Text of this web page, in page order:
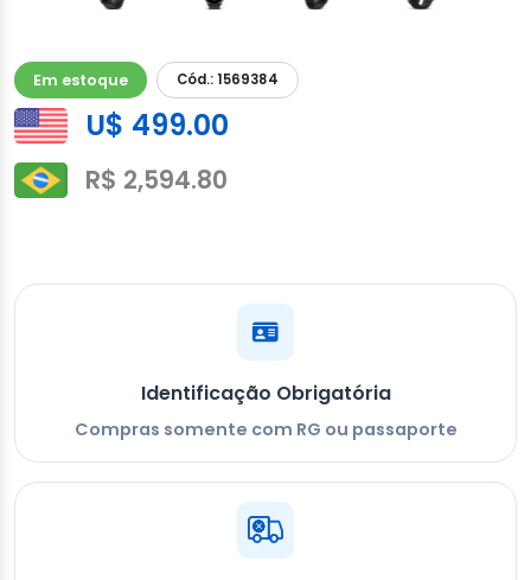
Em estoque Cód.: 1569384
U$ 499.00
R$ 2,594.80
Identificação Obrigatória
Compras somente com RG ou passaporte